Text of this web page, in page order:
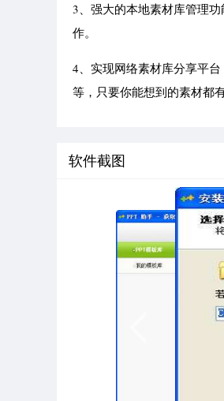
3、强大的本地素材库管理
作。
4、实现网络素材库分享平
等，只要你能想到的素材都
软件截图